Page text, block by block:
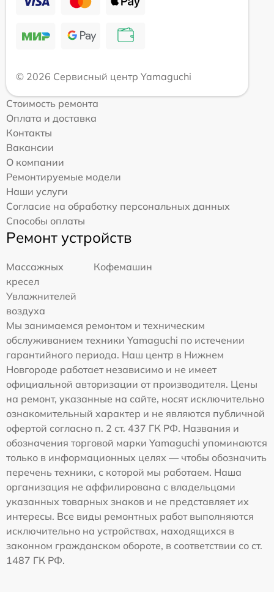
© 2026 Сервисный центр Yamaguchi
Стоимость ремонта
Оплата и доставка
Контакты
Вакансии
О компании
Ремонтируемые модели
Наши услуги
Согласие на обработку персональных данных
Способы оплаты
Ремонт устройств
Массажных
кресел
Кофемашин
Увлажнителей
воздуха
Мы занимаемся ремонтом и техническим
обслуживанием техники Yamaguchi по истечении
гарантийного периода. Наш центр в Нижнем
Новгороде работает независимо и не имеет
официальной авторизации от производителя. Цены
на ремонт, указанные на сайте, носят исключительно
ознакомительный характер и не являются публичной
офертой согласно п. 2 ст. 437 ГК РФ. Названия и
обозначения торговой марки Yamaguchi упоминаются
только в информационных целях — чтобы обозначить
перечень техники, с которой мы работаем. Наша
организация не аффилирована с владельцами
указанных товарных знаков и не представляет их
интересы. Все виды ремонтных работ выполняются
исключительно на устройствах, находящихся в
законном гражданском обороте, в соответствии со ст.
1487 ГК РФ.